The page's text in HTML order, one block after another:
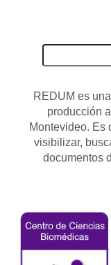
REDUM es
producción
Montevideo. Es
visibilizar,
documentos